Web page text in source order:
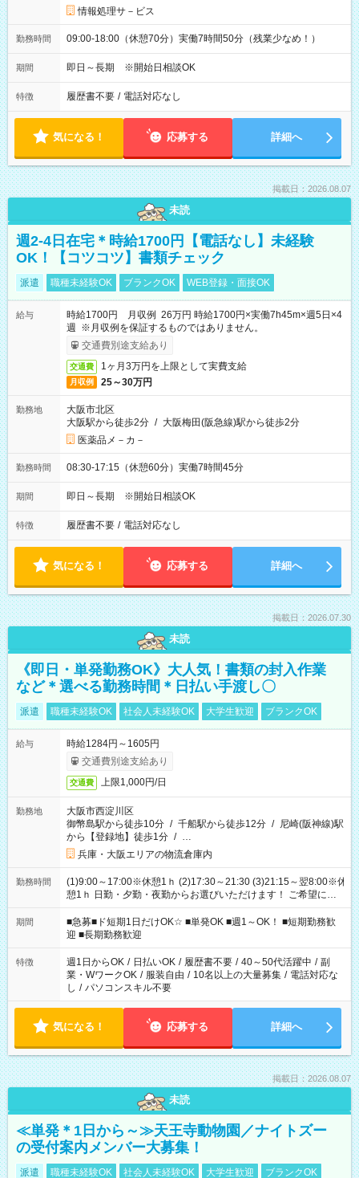
情報処理サ－ビス
勤務時間 09:00-18:00（休憩70分）実働7時間50分（残業少なめ！）
期間 即日～長期 ※開始日相談OK
特徴 履歴書不要 / 電話対応なし
気になる！ 応募する 詳細へ
掲載日：2026.08.07
未読
週2-4日在宅＊時給1700円【電話なし】未経験
OK！【コツコツ】書類チェック
派遣 職種未経験OK ブランクOK WEB登録・面接OK
給与
時給1700円 月収例 26万円 時給1700円×実働7h45m×週5日×4
週 ※月収例を保証するものではありません。
交通費別途支給あり
交通費 1ヶ月3万円を上限として実費支給
月収例 25～30万円
勤務地
大阪市北区
大阪駅から徒歩2分 / 大阪梅田(阪急線)駅から徒歩2分
医薬品メ－カ－
勤務時間 08:30-17:15（休憩60分）実働7時間45分
期間 即日～長期 ※開始日相談OK
特徴 履歴書不要 / 電話対応なし
気になる！ 応募する 詳細へ
掲載日：2026.07.30
未読
《即日・単発勤務OK》大人気！書類の封入作業
など＊選べる勤務時間＊日払い手渡し〇
派遣 職種未経験OK 社会人未経験OK 大学生歓迎 ブランクOK
給与
時給1284円～1605円
交通費別途支給あり
交通費 上限1,000円/日
勤務地
大阪市西淀川区
御幣島駅から徒歩10分 / 千船駅から徒歩12分 / 尼崎(阪神線)駅
から【登録地】徒歩1分 / …
兵庫・大阪エリアの物流倉庫内
勤務時間
(1)9:00～17:00※休憩1ｈ (2)17:30～21:30 (3)21:15～翌8:00※休
憩1ｈ 日勤・夕勤・夜勤からお選びいただけます！ ご希望に合
わせて働けるお仕事です(*^^*) 【その他選べる勤務時間】 8-17
時/9-17時/9-18時/10-18時/11-21時/18-22時/20-翌4時/21-翌5
時/22-翌6時/0-翌8時 ご自身のご都合で選んで頂ける完全自由シ
フト！
期間
■急募■ド短期1日だけOK☆ ■単発OK ■週1～OK！ ■短期勤務歓
迎 ■長期勤務歓迎
特徴 週1日からOK / 日払いOK / 履歴書不要 / 40～50代活躍中 / 副
業・WワークOK / 服装自由 / 10名以上の大量募集 / 電話対応な
し / パソコンスキル不要
気になる！ 応募する 詳細へ
掲載日：2026.08.07
未読
≪単発＊1日から～≫天王寺動物園／ナイトズー
の受付案内メンバー大募集！
派遣 職種未経験OK 社会人未経験OK 大学生歓迎 ブランクOK